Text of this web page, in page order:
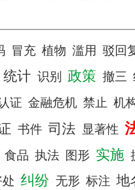
冒充 植物 滥用 驳回
统计 识别 政策 撤三
证 金融危机 禁止 机
书件 司法 显著性
食品 执法 图形 实施
纠纷 无形 标注 地